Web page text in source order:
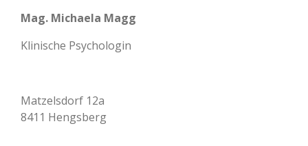
Mag. Michaela Magg
Klinische Psychologin
Matzelsdorf 12a
8411 Hengsberg